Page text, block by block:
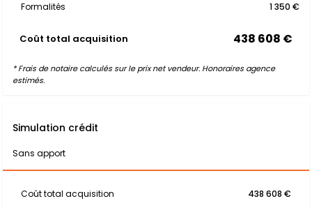
Formalités
1 350 €
Coût total acquisition 438 608 €
* Frais de notaire calculés sur le prix net vendeur. Honoraires agence
estimés.
Simulation crédit
Sans apport
Coût total acquisition 438 608 €